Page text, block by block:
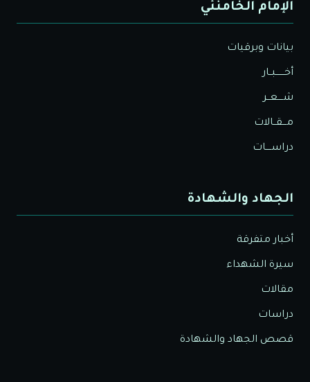
الإمام الخامنئي
بيانات وبرقيات
أخــــــبــار
شــــعــر
مـــقــالات
دراســــات
الجهاد والشهادة
أخبار متفرقة
سيرة الشهداء
مقالات
دراسات
قصص الجهاد والشهادة